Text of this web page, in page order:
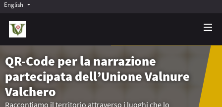
English
QR-Code per la narrazione
partecipata dell’Unione Valnure
Valchero
Raccontiamo il territorio attraverso i luoghi che lo